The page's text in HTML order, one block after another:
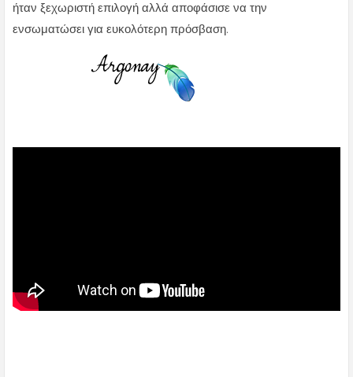
ήταν ξεχωριστή επιλογή αλλά αποφάσισε να την
ενσωματώσει για ευκολότερη πρόσβαση.